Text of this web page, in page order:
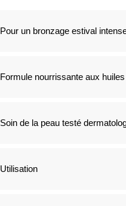
Pour un bronzage estival
Formule nourrissante aux
Soin de la peau testé
Utilisation